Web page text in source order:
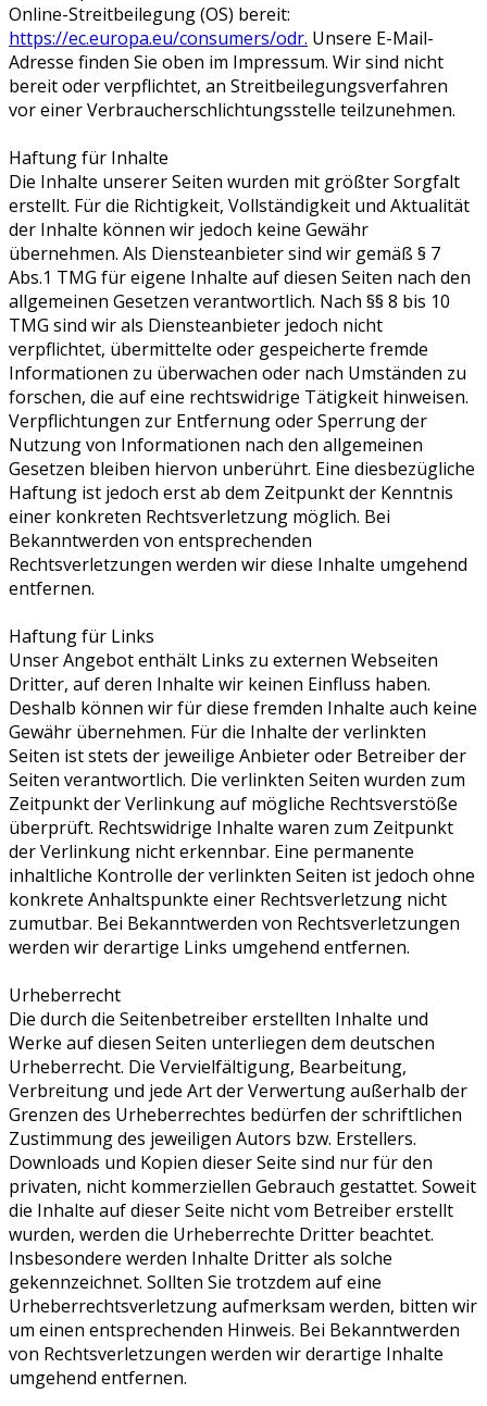
Online-Streitbeilegung (OS) bereit:
https://ec.europa.eu/consumers/odr. Unsere E-Mail-
Adresse finden Sie oben im Impressum. Wir sind nicht
bereit oder verpflichtet, an Streitbeilegungsverfahren
vor einer Verbraucherschlichtungsstelle teilzunehmen.
Haftung für Inhalte
Die Inhalte unserer Seiten wurden mit größter Sorgfalt
erstellt. Für die Richtigkeit, Vollständigkeit und Aktualität
der Inhalte können wir jedoch keine Gewähr
übernehmen. Als Diensteanbieter sind wir gemäß § 7
Abs.1 TMG für eigene Inhalte auf diesen Seiten nach den
allgemeinen Gesetzen verantwortlich. Nach §§ 8 bis 10
TMG sind wir als Diensteanbieter jedoch nicht
verpflichtet, übermittelte oder gespeicherte fremde
Informationen zu überwachen oder nach Umständen zu
forschen, die auf eine rechtswidrige Tätigkeit hinweisen.
Verpflichtungen zur Entfernung oder Sperrung der
Nutzung von Informationen nach den allgemeinen
Gesetzen bleiben hiervon unberührt. Eine diesbezügliche
Haftung ist jedoch erst ab dem Zeitpunkt der Kenntnis
einer konkreten Rechtsverletzung möglich. Bei
Bekanntwerden von entsprechenden
Rechtsverletzungen werden wir diese Inhalte umgehend
entfernen.
Haftung für Links
Unser Angebot enthält Links zu externen Webseiten
Dritter, auf deren Inhalte wir keinen Einfluss haben.
Deshalb können wir für diese fremden Inhalte auch keine
Gewähr übernehmen. Für die Inhalte der verlinkten
Seiten ist stets der jeweilige Anbieter oder Betreiber der
Seiten verantwortlich. Die verlinkten Seiten wurden zum
Zeitpunkt der Verlinkung auf mögliche Rechtsverstöße
überprüft. Rechtswidrige Inhalte waren zum Zeitpunkt
der Verlinkung nicht erkennbar. Eine permanente
inhaltliche Kontrolle der verlinkten Seiten ist jedoch ohne
konkrete Anhaltspunkte einer Rechtsverletzung nicht
zumutbar. Bei Bekanntwerden von Rechtsverletzungen
werden wir derartige Links umgehend entfernen.
Urheberrecht
Die durch die Seitenbetreiber erstellten Inhalte und
Werke auf diesen Seiten unterliegen dem deutschen
Urheberrecht. Die Vervielfältigung, Bearbeitung,
Verbreitung und jede Art der Verwertung außerhalb der
Grenzen des Urheberrechtes bedürfen der schriftlichen
Zustimmung des jeweiligen Autors bzw. Erstellers.
Downloads und Kopien dieser Seite sind nur für den
privaten, nicht kommerziellen Gebrauch gestattet. Soweit
die Inhalte auf dieser Seite nicht vom Betreiber erstellt
wurden, werden die Urheberrechte Dritter beachtet.
Insbesondere werden Inhalte Dritter als solche
gekennzeichnet. Sollten Sie trotzdem auf eine
Urheberrechtsverletzung aufmerksam werden, bitten wir
um einen entsprechenden Hinweis. Bei Bekanntwerden
von Rechtsverletzungen werden wir derartige Inhalte
umgehend entfernen.